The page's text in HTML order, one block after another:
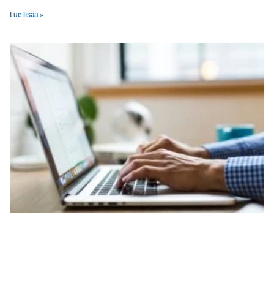
Lue lisää »